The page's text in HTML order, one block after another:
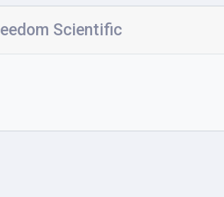
Scientific